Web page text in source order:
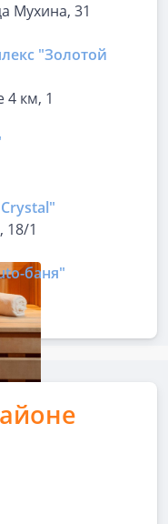
Мухина, 31
"Золотой
4 км, 1
18/1
баня"